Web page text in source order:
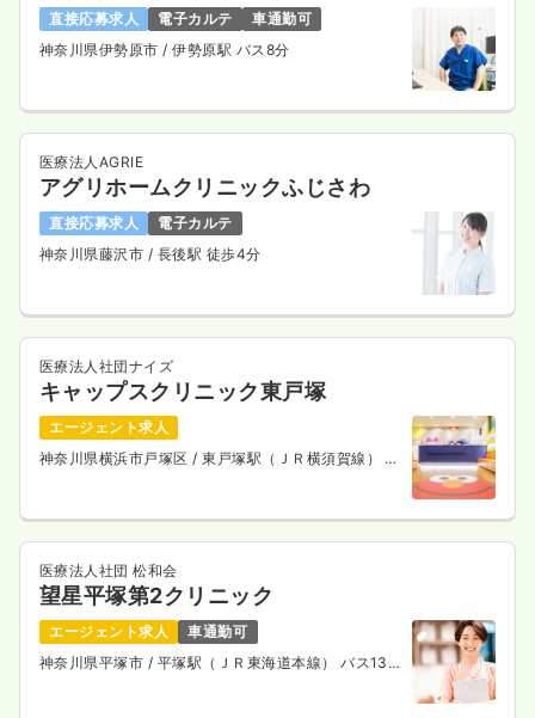
直接応募求人 電子カルテ
車通勤可
神奈川県伊勢原市/ 伊勢原駅 バス8分
医療法人AGRIE
アグリホームクリニックふじさわ
直接応募求人
電子カルテ
神奈川県藤沢市 / 長後駅 徒歩4分
医療法人社団ナイズ
キャップスクリニック東戸塚
エージェント求人
神奈川県横浜市戸塚区/ 東戸塚駅（ＪＲ横須賀線） 徒
医療法人社団 松和会
望星平塚第2クリニック
エージェント求人
車通勤可
神奈川県平塚市 / 平塚駅（ＪＲ東海道本線） バス13